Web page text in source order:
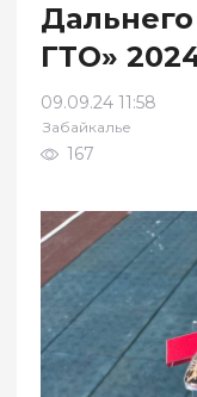
ГТО»
09.09.24 11:58
Забайкалье
167